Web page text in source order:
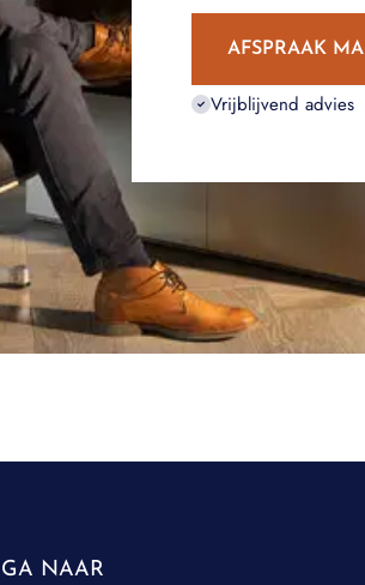
AFSPRAAK
Vrijblijvend advies
GA NAAR